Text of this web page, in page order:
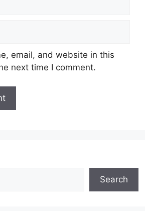
email, and website in this
next time I comment.
Search